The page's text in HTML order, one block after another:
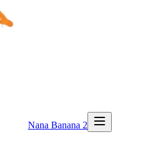
Nana Banana 2